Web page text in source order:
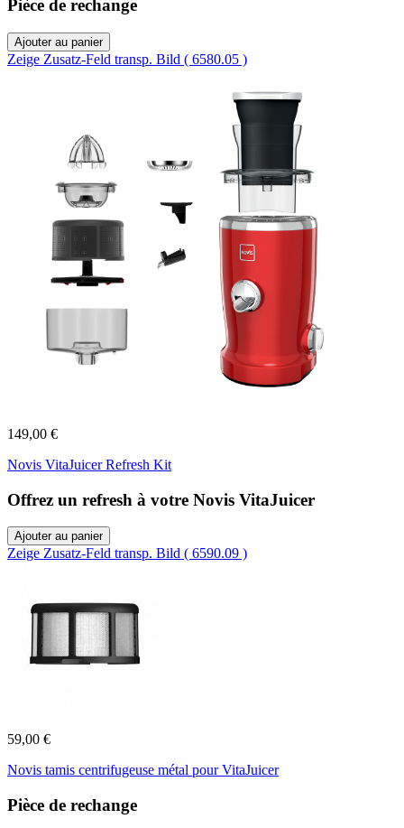
Pièce de rechange
Ajouter au panier
Zeige Zusatz-Feld transp. Bild ( 6580.05 )
149,00 €
Novis VitaJuicer Refresh Kit
Offrez un refresh à votre Novis VitaJuicer
Ajouter au panier
Zeige Zusatz-Feld transp. Bild ( 6590.09 )
59,00 €
Novis tamis centrifugeuse métal pour VitaJuicer
Pièce de rechange